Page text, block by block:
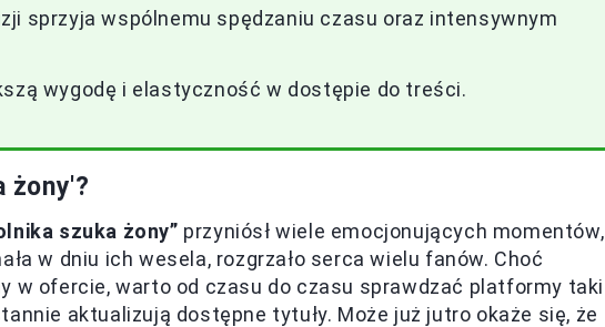
sprzyja wspólnemu spędzaniu czasu oraz intensywnym
wygodę i elastyczność w dostępie do treści.
żony'?
szuka żony” przyniósł wiele emocjonujących
w dniu ich wesela, rozgrzało serca wielu fanów. Choć
w ofercie, warto od czasu do czasu sprawdzać platformy
aktualizują dostępne tytuły. Może już jutro okaże się, że